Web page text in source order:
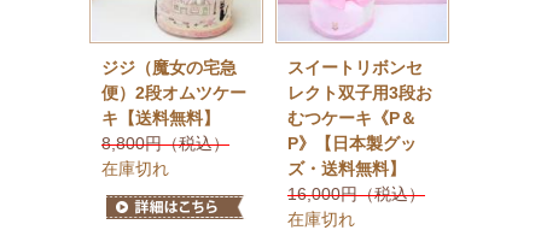
ジジ（魔女の宅急
便）2段オムツケー
キ【送料無料】
8,800円（税込）
在庫切れ
スイートリボンセ
レクト双子用3段お
むつケーキ《P＆
P》【日本製グッ
ズ・送料無料】
16,000円（税込）
在庫切れ